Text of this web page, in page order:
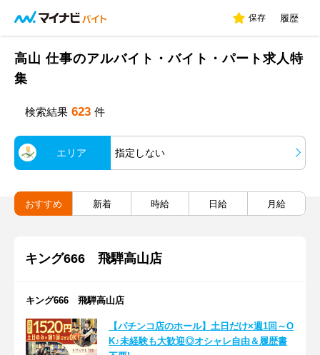
保存 履歴
高山 仕事のアルバイト・バイト・パート求人特
集
検索結果 623 件
エリア 指定しない
おすすめ 新着 時給 日給 月給
キング666 飛騨高山店
キング666 飛騨高山店
【パチンコ店のホール】土日だけ×週1回～O
K♪未経験も大歓迎◎オシャレ自由＆履歴書